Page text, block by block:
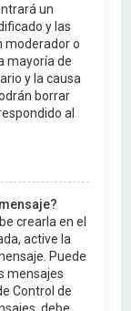
un
y las
moderador o
mayoría de
y la causa
borrar
al
crearla en el
active la
Puede
mensajes
Control de
debe